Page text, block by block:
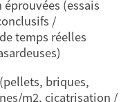
(essais
/
temps réelles
briques,
m2, cicatrisation /